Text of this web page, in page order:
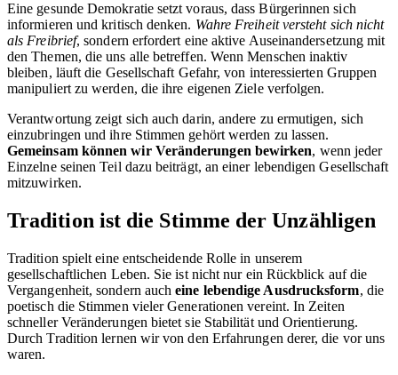
Eine gesunde Demokratie setzt voraus, dass Bürgerinnen sich
informieren und kritisch denken. Wahre Freiheit versteht sich nicht
als Freibrief, sondern erfordert eine aktive Auseinandersetzung mit
den Themen, die uns alle betreffen. Wenn Menschen inaktiv
bleiben, läuft die Gesellschaft Gefahr, von interessierten Gruppen
manipuliert zu werden, die ihre eigenen Ziele verfolgen.
Verantwortung zeigt sich auch darin, andere zu ermutigen, sich
einzubringen und ihre Stimmen gehört werden zu lassen.
Gemeinsam können wir Veränderungen bewirken, wenn jeder
Einzelne seinen Teil dazu beiträgt, an einer lebendigen Gesellschaft
mitzuwirken.
Tradition ist die Stimme der Unzähligen
Tradition spielt eine entscheidende Rolle in unserem
gesellschaftlichen Leben. Sie ist nicht nur ein Rückblick auf die
Vergangenheit, sondern aucheine lebendige Ausdrucksform, die
poetisch die Stimmen vieler Generationen vereint. In Zeiten
schneller Veränderungen bietet sie Stabilität und Orientierung.
Durch Tradition lernen wir von den Erfahrungen derer, die vor uns
waren.